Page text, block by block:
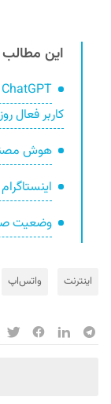
این مطالب
کاربر فعال
هوش
وضعیت
اینترنت واتس‌اپ